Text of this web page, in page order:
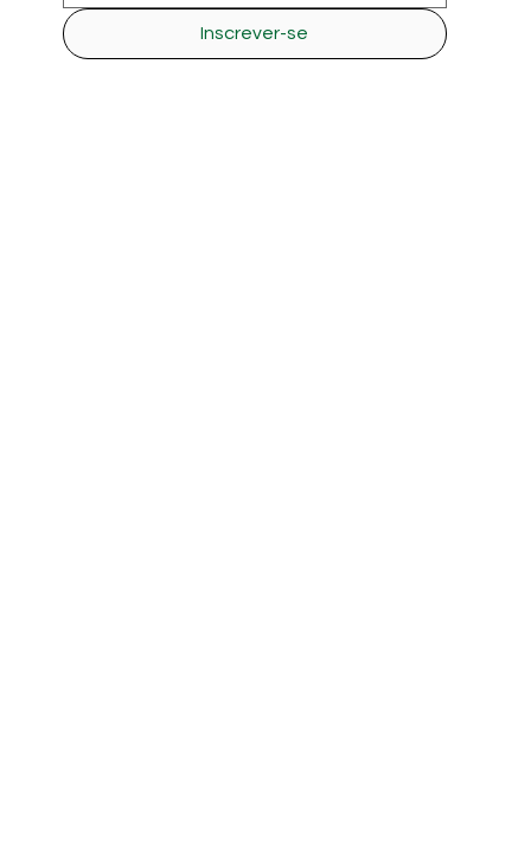
Inscrever-se